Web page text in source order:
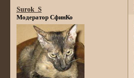
Surok_S
Модератор СфинКо